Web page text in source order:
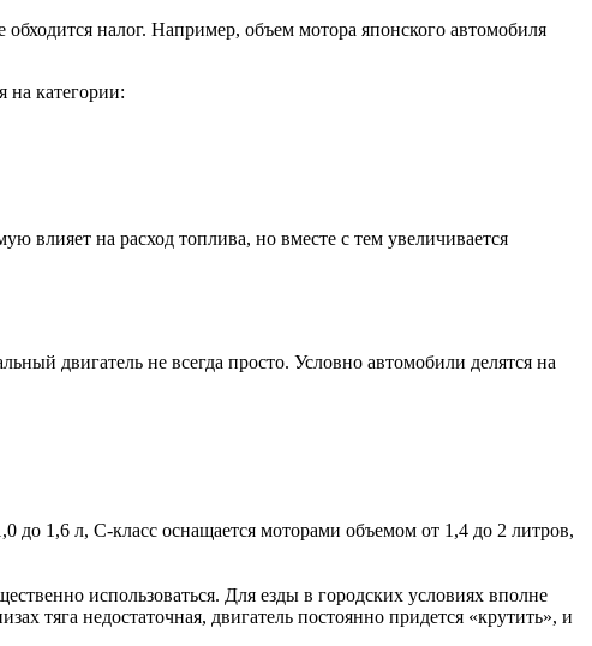
налог. Например, объем мотора японского автомобиля
на категории:
влияет на расход топлива, но вместе с тем увеличивается
двигатель не всегда просто. Условно автомобили делятся на
до 1,6 л, С-класс оснащается моторами объемом от 1,4 до 2 литров,
использоваться. Для езды в городских условиях вполне
тяга недостаточная, двигатель постоянно придется «крутить», и